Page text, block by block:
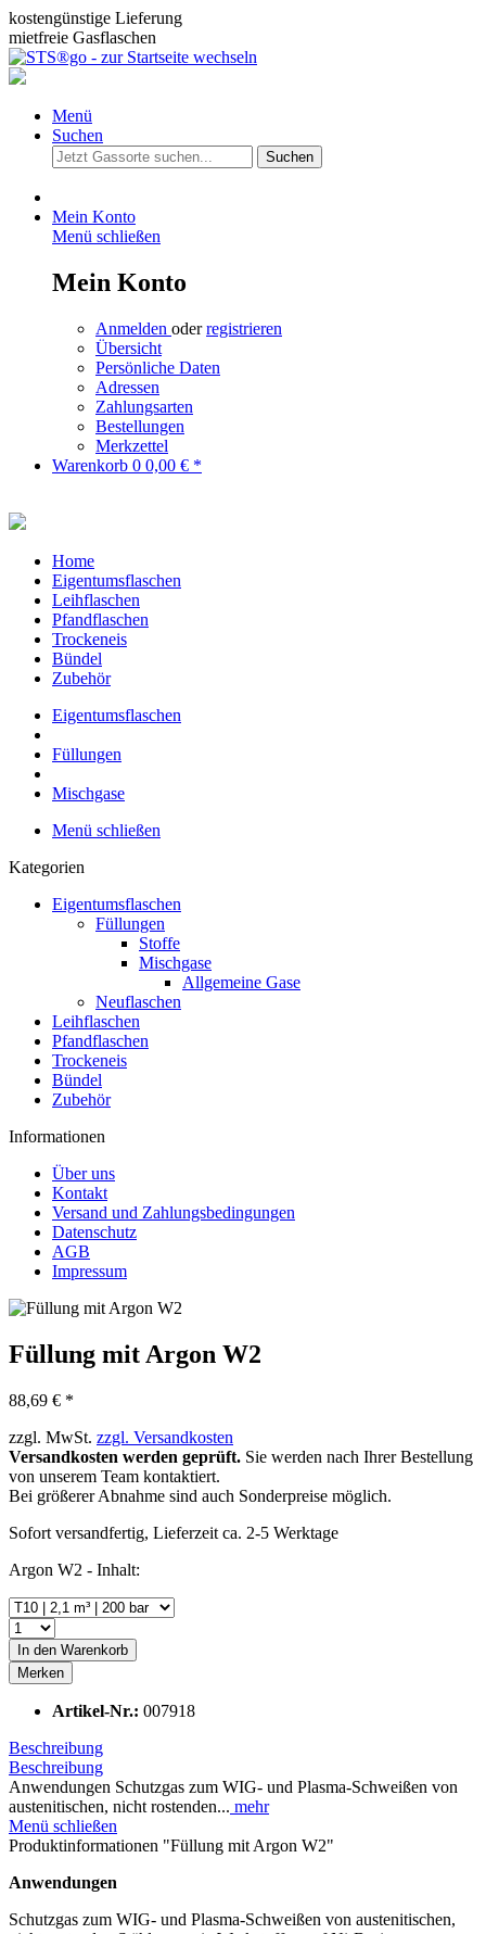
kostengünstige Lieferung
mietfreie Gasflaschen
Menü
Suchen
Suchen
Mein Konto
Menü schließen
Mein Konto
Anmelden oderregistrieren
Übersicht
Persönliche Daten
Adressen
Zahlungsarten
Bestellungen
Merkzettel
Warenkorb 0 0,00 € *
Home
Eigentumsflaschen
Leihflaschen
Pfandflaschen
Trockeneis
Bündel
Zubehör
Eigentumsflaschen
Füllungen
Mischgase
Menü schließen
Kategorien
Eigentumsflaschen
Füllungen
Stoffe
Mischgase
Allgemeine Gase
Neuflaschen
Leihflaschen
Pfandflaschen
Trockeneis
Bündel
Zubehör
Informationen
Über uns
Kontakt
Versand und Zahlungsbedingungen
Datenschutz
AGB
Impressum
Füllung mit Argon W2
88,69 € *
zzgl. MwSt. zzgl. Versandkosten
Versandkosten werden geprüft. Sie werden nach Ihrer Bestellung
von unserem Team kontaktiert.
Bei größerer Abnahme sind auch Sonderpreise möglich.
Sofort versandfertig, Lieferzeit ca. 2-5 Werktage
Argon W2 - Inhalt:
In den Warenkorb
Merken
Artikel-Nr.: 007918
Beschreibung
Beschreibung
Anwendungen Schutzgas zum WIG- und Plasma-Schweißen von
austenitischen, nicht rostenden... mehr
Menü schließen
Produktinformationen "Füllung mit Argon W2"
Anwendungen
Schutzgas zum WIG- und Plasma-Schweißen von austenitischen,